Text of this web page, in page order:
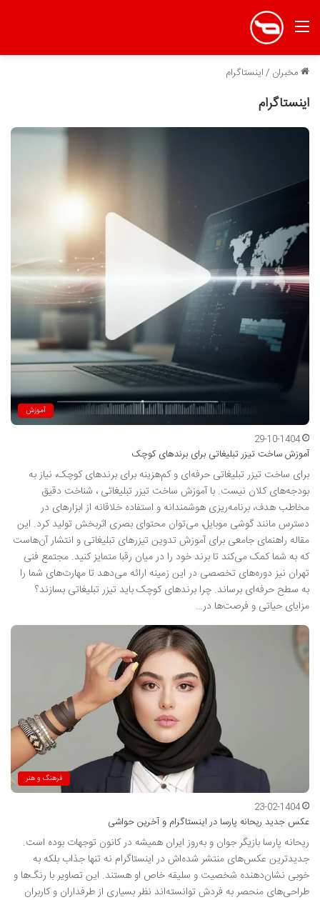
منو
مخبران /اینستاگرام
اینستاگرام
آموزش
29-10-1404
آموزش ساخت تیزر تبلیغاتی برای برندهای کوچک
برای ساخت تیزر تبلیغاتی حرفه‌ای و کم‌هزینه برای برندهای کوچک، نیاز به
بودجه‌های کلان نیست. با آموزش ساخت تیزر تبلیغاتی ، شناخت دقیق
مخاطب هدف، برنامه‌ریزی هوشمندانه و استفاده خلاقانه از ابزارهای در
دسترس مانند گوشی موبایل، می‌توان محتوای بصری اثربخش تولید کرد. این
مقاله راهنمای جامعی برای آموزش تدوین تیزرهای تبلیغاتی و انتشار آن‌هاست
که به شما کمک می‌کند تا برند خود را در میان رقبا متمایز کنید. مجتمع فنی
تهران نیز دوره‌های تخصصی در این زمینه ارائه می‌دهد تا مهارت‌های شما را
به سطح حرفه‌ای برساند. چرا برندهای کوچک باید تیزر تبلیغاتی بسازند؟
مزایای حیاتی و فرصت‌ها در…
فرهنگ و هنر
23-02-1404
عکس جدید ریحانه پارسا در اینستاگرام و آخرین حواشی
ریحانه پارسا بازیگر جوان و به‌روز ایران همیشه در کانون توجهات بوده است.
جدیدترین عکس‌های منتشر شده‌اش در اینستاگرام نه تنها جذاب بلکه به
خوبی نشان‌دهنده شخصیت و سلیقه خاص او هستند. این تصاویر با رنگ‌ها و
طراحی‌های منحصر به فردش توانسته‌اند نظر بسیاری از طرفداران و کاربران